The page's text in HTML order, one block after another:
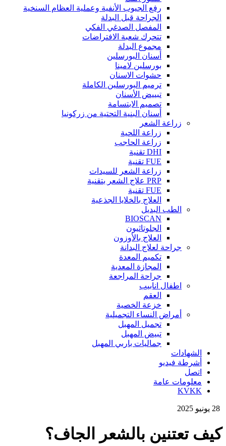
رفع الجيوب الأنفية وعملية العظام السنخية
الجراحة قبل البدلة
المفصل الصدغي الفكي
تتحرك شعبة الافتراضات
مجموع البدلة
أسنان البورسلين
بورسلين لامينا
حشوات الاسنان
ترميم البورسلين الكاملة
تبييض الأسنان
تصميم الابتسامة
أسنان البنية التحتية من زركونيا
زراعة الشعر
زراعة اللحية
زراعة الحاجب
DHI تقنية
FUE تقنية
زراعة الشعر للسيدات
PRP علاج الشعر بتقنية
FUE تقنية
العلاج بالخلايا الجذعية
الطب البديل
BIOSCAN
الجلوتاثيون
العلاج بالأوزون
جراحة لعلاج البدانة
تكميم المعدة
المجازة المعدية
جراحة المراجعة
اطفال انابيب
العقم
خزعة الخصية
أمراض النساء التجميلية
تجميل المهبل
تبيض المهبل
جماليات باربي المهبل
الشهادات
أشرطة فيديو
اتصل
معلومات عامة
KVKK
28 يونيو 2025
كيف تعتنين بالشعر الجاف؟